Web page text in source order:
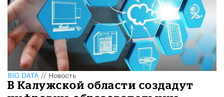
BIG DATA//Новость
В Калужской области создадут